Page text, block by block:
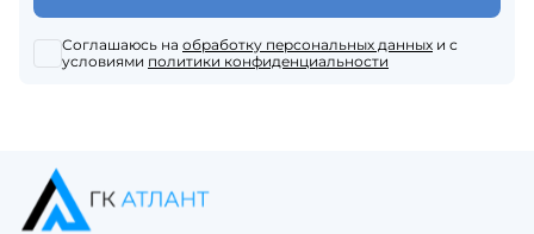
Соглашаюсь на обработку персональных данных и с
условиями политики конфиденциальности